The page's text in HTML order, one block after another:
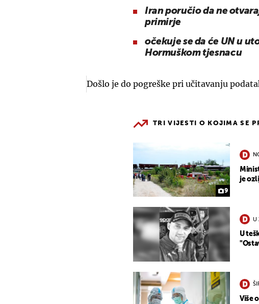
Iran poručio da ne
primirje
očekuje se da će UN u
Hormuškom tjesnacu
Došlo je do pogreške pri učitavanju
TRI VIJESTI O KOJIMA SE
9
je
U
U
Više